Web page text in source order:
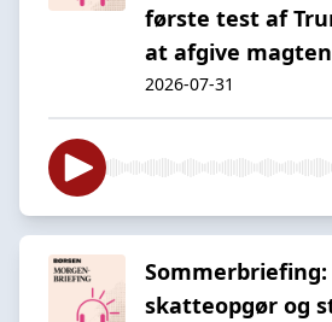
første test af
at afgive magten
2026-07-31
skatteopgør og